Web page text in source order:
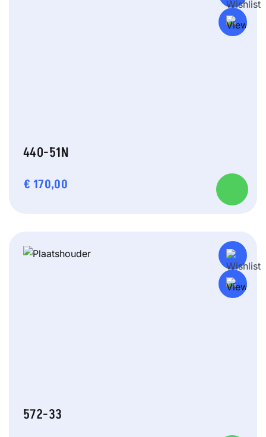
440-51N
€ 170,00
572-33